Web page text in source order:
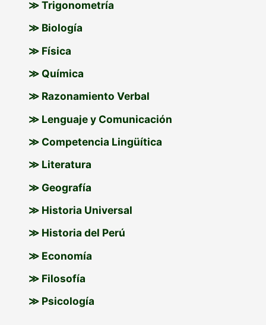
≫ Trigonometría
≫ Biología
≫ Física
≫ Química
≫ Razonamiento Verbal
≫ Lenguaje y Comunicación
≫ Competencia Lingüítica
≫ Literatura
≫ Geografía
≫ Historia Universal
≫ Historia del Perú
≫ Economía
≫ Filosofía
≫ Psicología